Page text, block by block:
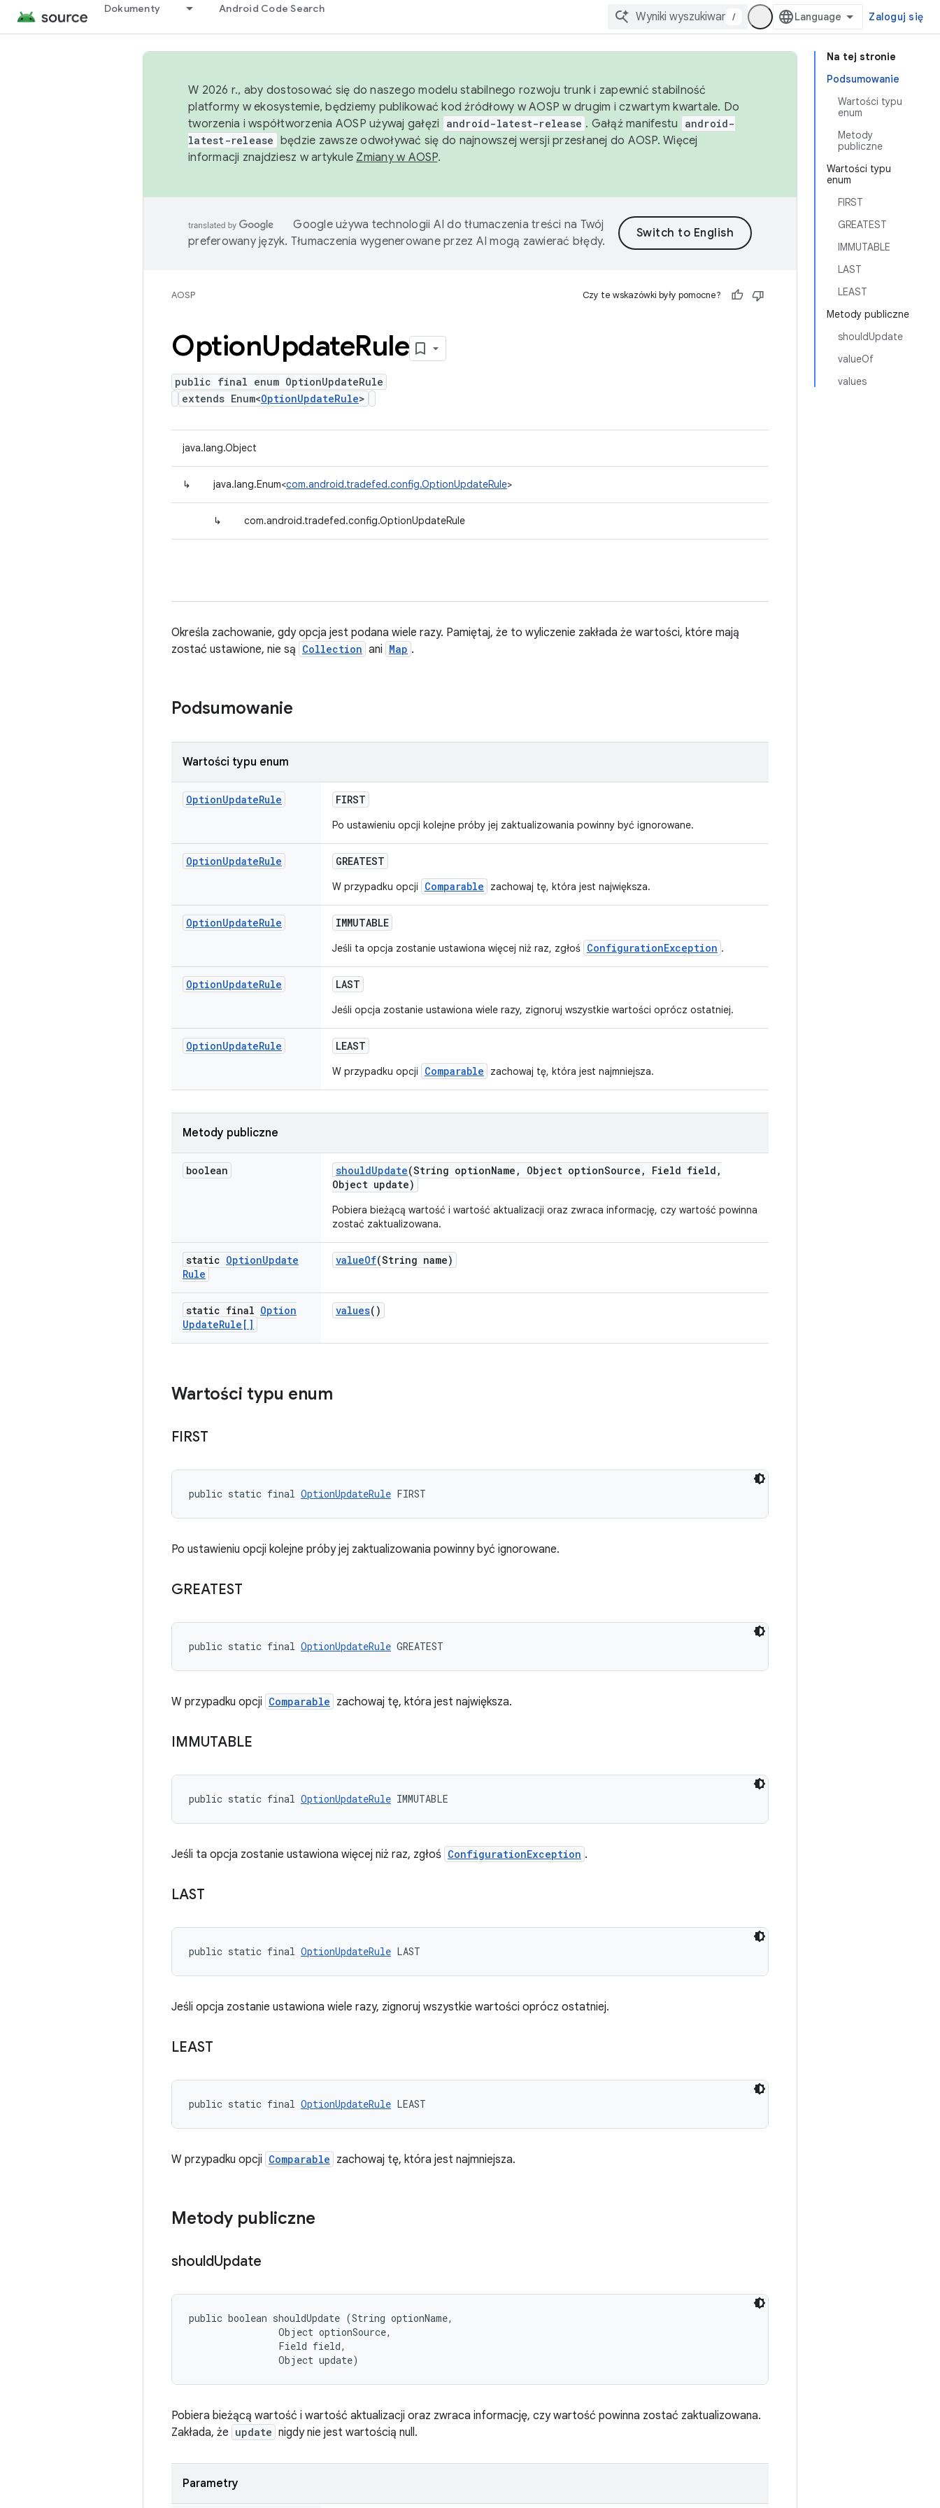
Dokumenty Android Code Search
/ Zaloguj się
Na tej stronie
Podsumowanie
Wartości typu
enum
Metody
publiczne
Wartości typu
enum
FIRST
GREATEST
IMMUTABLE
LAST
LEAST
Metody publiczne
shouldUpdate
valueOf
values
W 2026 r., aby dostosować się do naszego modelu stabilnego rozwoju trunk i zapewnić stabilność
platformy w ekosystemie, będziemy publikować kod źródłowy w AOSP w drugim i czwartym kwartale. Do
tworzenia i współtworzenia AOSP używaj gałęzi
android-latest-release . Gałąź manifestu
android-
latest-release będzie zawsze odwoływać się do najnowszej wersji przesłanej do AOSP. Więcej
informacji znajdziesz w artykule Zmiany w AOSP.
Google używa technologii AI do tłumaczenia treści na Twój
preferowany język. Tłumaczenia wygenerowane przez AI mogą zawierać błędy.
AOSP Czy te wskazówki były pomocne?
OptionUpdateRule
public final enum OptionUpdateRule
extends Enum<OptionUpdateRule>
java.lang.Object
↳ java.lang.Enum<com.android.tradefed.config.OptionUpdateRule>
↳ com.android.tradefed.config.OptionUpdateRule
Określa zachowanie, gdy opcja jest podana wiele razy. Pamiętaj, że to wyliczenie zakłada że wartości, które mają
zostać ustawione, nie są Collection ani Map .
Podsumowanie
Wartości typu enum
OptionUpdateRule FIRST
Po ustawieniu opcji kolejne próby jej zaktualizowania powinny być ignorowane.
OptionUpdateRule GREATEST
W przypadku opcji Comparable zachowaj tę, która jest największa.
OptionUpdateRule IMMUTABLE
Jeśli ta opcja zostanie ustawiona więcej niż raz, zgłoś ConfigurationException .
OptionUpdateRule LAST
Jeśli opcja zostanie ustawiona wiele razy, zignoruj wszystkie wartości oprócz ostatniej.
OptionUpdateRule LEAST
W przypadku opcji Comparable zachowaj tę, która jest najmniejsza.
Metody publiczne
boolean shouldUpdate(String optionName , Object optionSource , Field field ,
Object update)
Pobiera bieżącą wartość i wartość aktualizacji oraz zwraca informację, czy wartość powinna
zostać zaktualizowana.
static OptionUpdate
Rule
valueOf(String name)
static final Option
UpdateRule[]
values()
Wartości typu enum
FIRST
public static final OptionUpdateRule FIRST
Po ustawieniu opcji kolejne próby jej zaktualizowania powinny być ignorowane.
GREATEST
public static final OptionUpdateRule GREATEST
W przypadku opcji Comparable zachowaj tę, która jest największa.
IMMUTABLE
public static final OptionUpdateRule IMMUTABLE
Jeśli ta opcja zostanie ustawiona więcej niż raz, zgłoś ConfigurationException .
LAST
public static final OptionUpdateRule LAST
Jeśli opcja zostanie ustawiona wiele razy, zignoruj wszystkie wartości oprócz ostatniej.
LEAST
public static final OptionUpdateRule LEAST
W przypadku opcji Comparable zachowaj tę, która jest najmniejsza.
Metody publiczne
shouldUpdate
public boolean shouldUpdate (String optionName,
                Object optionSource,
                Field field,
                Object update)
Pobiera bieżącą wartość i wartość aktualizacji oraz zwraca informację, czy wartość powinna zostać zaktualizowana.
Zakłada, że update nigdy nie jest wartością null.
Parametry